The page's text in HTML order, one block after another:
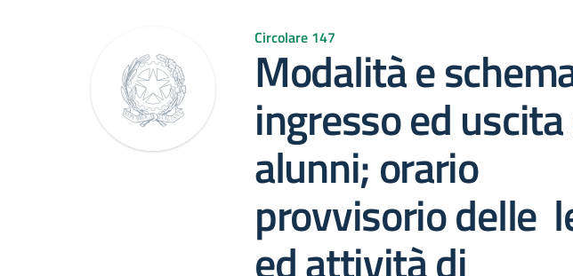
Circolare 147
Modalità e
ingresso ed
alunni; orario
provvisorio delle